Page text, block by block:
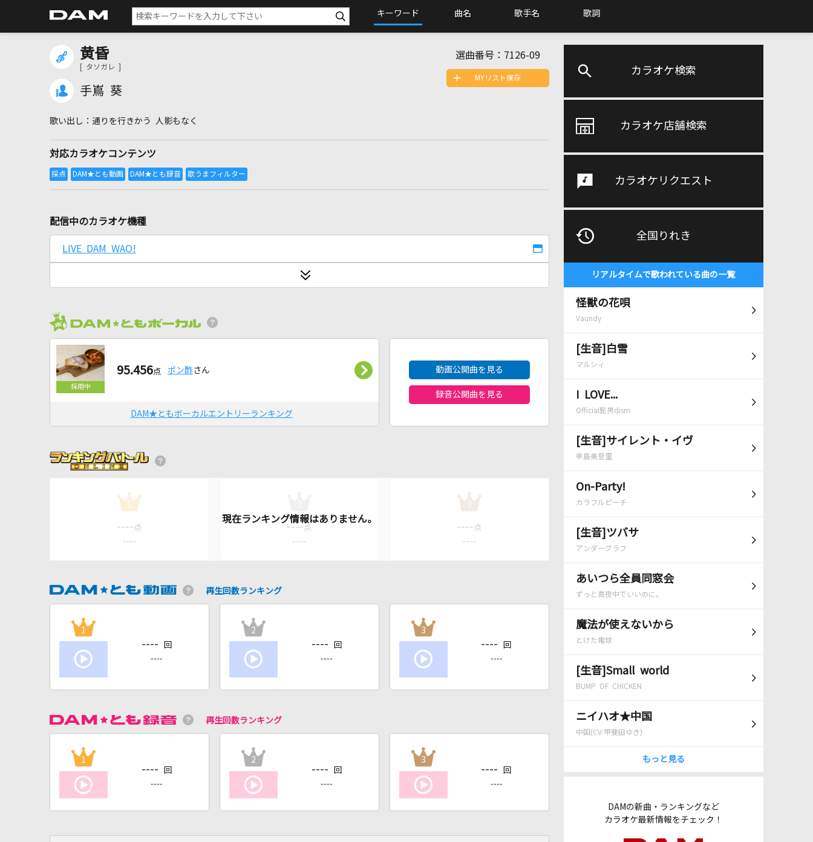
キーワード 曲名 歌手名 歌詞
カラオケ検索
カラオケ店舗検索
カラオケリクエスト
全国りれき
リアルタイムで歌われている曲の一覧
怪獣の花唄
Vaundy
[生音]白雪
マルシィ
I LOVE...
Official髭男dism
[生音]サイレント・イヴ
辛島美登里
On-Party!
カラフルピーチ
[生音]ツバサ
アンダーグラフ
あいつら全員同窓会
ずっと真夜中でいいのに。
魔法が使えないから
とけた電球
[生音]Small world
BUMP OF CHICKEN
ニイハオ★中国
中国(CV:甲斐田ゆき)
もっと見る
DAMの新曲・ランキングなど
カラオケ最新情報をチェック！
黄昏
[ タソガレ ]
手嶌 葵
選曲番号： 7126-09
通りを行きかう 人影もなく
対応カラオケコンテンツ
MYリスト保存
配信中のカラオケ機種
LIVE DAM WAO!
95.456点 ポン酢さん
DAM★ともボーカルエントリーランキング
動画公開曲を見る
録音公開曲を見る
1
---- 点
----
---- 点
----
3
---- 点
----
再生回数ランキング
1
---- 回
----
2
---- 回
----
3
---- 回
----
再生回数ランキング
1
---- 回
----
2
---- 回
----
3
---- 回
----